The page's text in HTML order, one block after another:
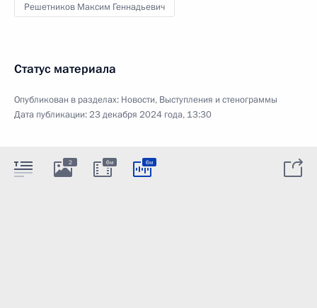
Решетников Максим Геннадьевич
Статус материала
Опубликован в разделах: Новости, Выступления и стенограммы
Дата публикации:23 декабря 2024 года, 13:30
2 6м 6м